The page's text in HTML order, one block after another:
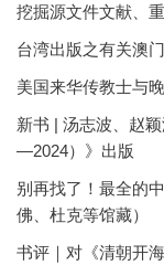
挖掘源文件文献、
台湾出版之有关澳
美国来华传教士与
新书 | 汤志波、赵
—2024）》出版
别再找了！最全的
佛、杜克等馆藏）
书评｜对《清朝开